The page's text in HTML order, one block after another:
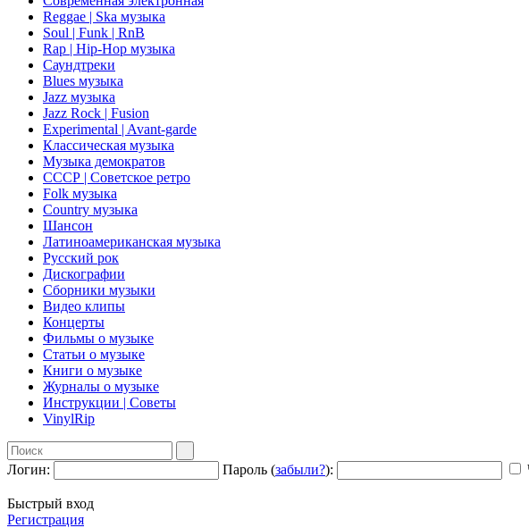
Reggae | Ska музыка
Soul | Funk | RnB
Rap | Hip-Hop музыка
Саундтреки
Blues музыка
Jazz музыка
Jazz Rock | Fusion
Experimental | Avant-garde
Классическая музыка
Музыка демократов
СССР | Советское ретро
Folk музыка
Country музыка
Шансон
Латиноамериканская музыка
Русский рок
Дискографии
Сборники музыки
Видео клипы
Концерты
Фильмы о музыке
Статьи о музыке
Книги о музыке
Журналы о музыке
Инструкции | Советы
VinylRip
Логин: Пароль (забыли?):
Быстрый вход
Регистрация